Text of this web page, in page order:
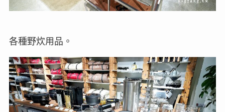
各種野炊用品。